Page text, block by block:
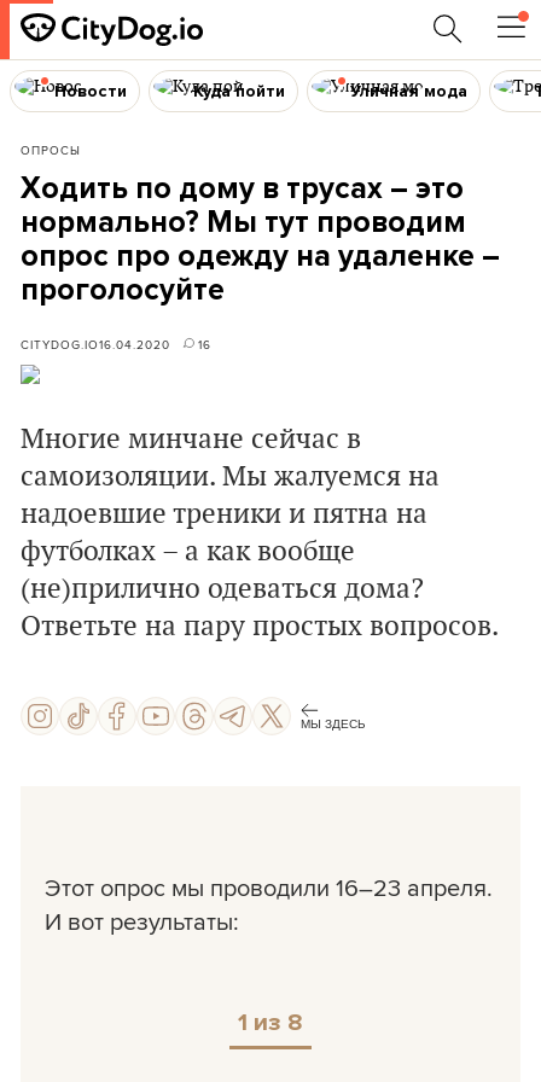
Новости Куда пойти Уличная мода
ОПРОСЫ
Ходить по дому в трусах – это
нормально? Мы тут проводим
опрос про одежду на удаленке –
проголосуйте
CITYDOG.IO16.04.2020 16
Многие минчане сейчас в
самоизоляции. Мы жалуемся на
надоевшие треники и пятна на
футболках – а как вообще
(не)прилично одеваться дома?
Ответьте на пару простых вопросов.
МЫ ЗДЕСЬ
Этот опрос мы проводили 16–23 апреля.
И вот результаты:
1 из 8